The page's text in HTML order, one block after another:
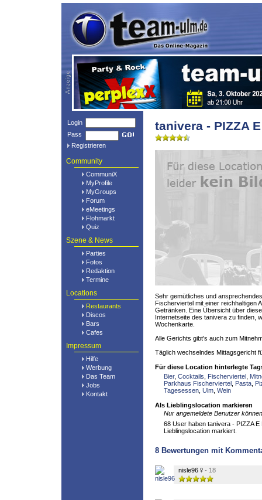
Login
Pass
Registrieren
Community
CommuniX
MyProfile
MyGroups
Forum
eMeetings
Flohmarkt
Quiz
Szene & News
Parties
Fotos
Redaktion
Termine
Locations
Restaurants
Discos
Bars
Cafes
Impressum
Hilfe
Werbung
Das Team
Jobs
Kontakt
tanivera - PIZZA E
Sehr gemütliches und
Fischerviertel mit einer reichhaltigen
Getränken. Eine Übersicht über
Internetseite des tanivera zu finden,
Wochenkarte.
Alle Gerichts gibt's auch zum
Täglich wechselndes Mittagsgericht
Für diese Location hinterlegte
Bier, Cocktails Fischerviertel
Parkhaus Fischerviertel Pasta
Tagesessen Ulm Wein
Als Lieblingslocation markieren
Nur angemeldete Benutzer
68 User haben tanivera - PIZZA E
Lieblingslocation markiert.
8 Bewertungen mit
nisle96 - 18